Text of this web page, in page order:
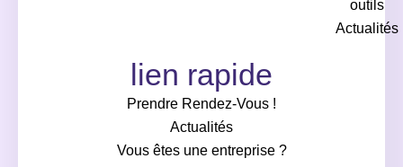
outils
Actualités
lien rapide
Prendre Rendez-Vous !
Actualités
Vous êtes une entreprise ?